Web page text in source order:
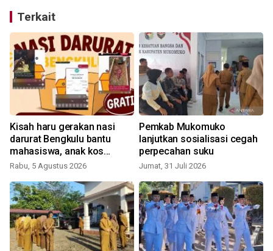
Terkait
Kisah haru gerakan nasi
darurat Bengkulu bantu
mahasiswa, anak kos
hingga perantau
Rabu, 5 Agustus 2026
Pemkab Mukomuko
lanjutkan sosialisasi cegah
perpecahan suku
Jumat, 31 Juli 2026